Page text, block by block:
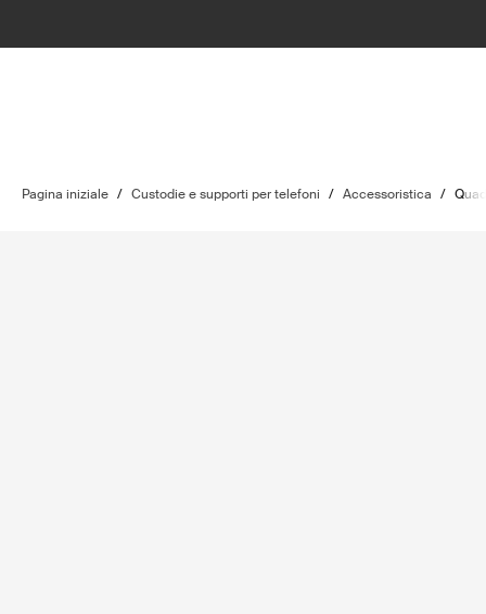
Pagina iniziale / Custodie e supporti per telefoni / Accessoristica /